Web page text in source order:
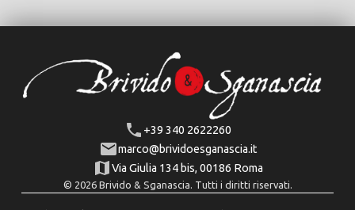
+39 340 2622260
marco@brividoesganascia.it
Via Giulia 134 bis, 00186 Roma
© 2026 Brivido & Sganascia. Tutti i diritti riservati.